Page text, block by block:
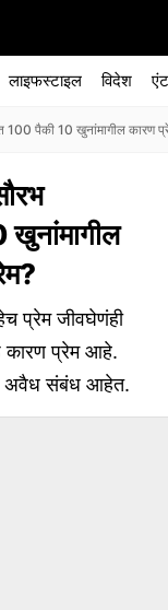
लाइफस्टाइल विदेश
100 पैकी 10 खुनांमागील कारण
हेच प्रेम जीवघेणंही
कारण प्रेम आहे.
अवैध संबंध आहेत.